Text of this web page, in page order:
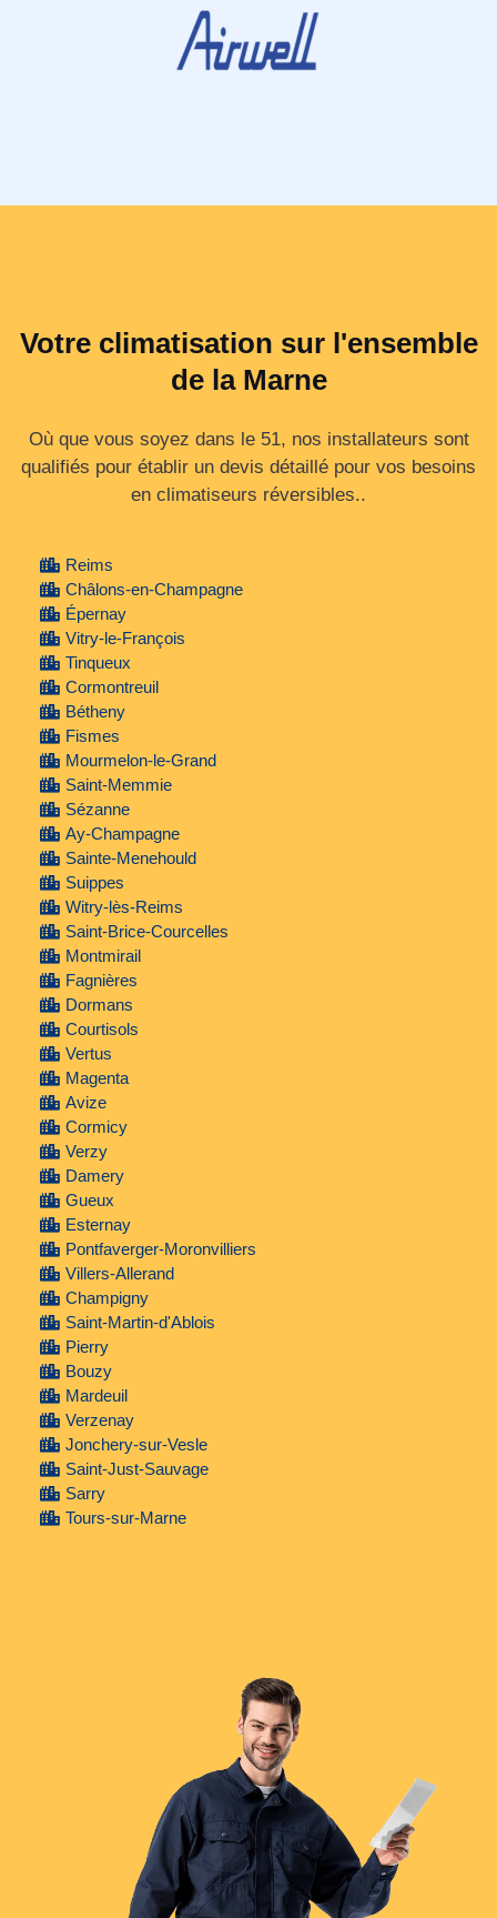
Votre climatisation sur l'ensemble
de la Marne
Où que vous soyez dans le 51, nos installateurs sont
qualifiés pour établir un devis détaillé pour vos besoins
en climatiseurs réversibles..
Reims
Châlons-en-Champagne
Épernay
Vitry-le-François
Tinqueux
Cormontreuil
Bétheny
Fismes
Mourmelon-le-Grand
Saint-Memmie
Sézanne
Ay-Champagne
Sainte-Menehould
Suippes
Witry-lès-Reims
Saint-Brice-Courcelles
Montmirail
Fagnières
Dormans
Courtisols
Vertus
Magenta
Avize
Cormicy
Verzy
Damery
Gueux
Esternay
Pontfaverger-Moronvilliers
Villers-Allerand
Champigny
Saint-Martin-d'Ablois
Pierry
Bouzy
Mardeuil
Verzenay
Jonchery-sur-Vesle
Saint-Just-Sauvage
Sarry
Tours-sur-Marne